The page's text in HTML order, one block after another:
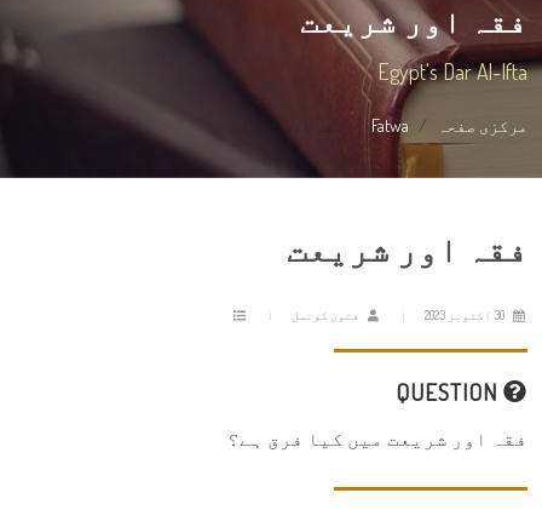
فقہ اور شریعت
Egypt's Dar Al-Ifta
مرکزی صفحہ Fatwa فقہ اور شریعت
فقہ اور شریعت
فتویٰ کونسل
فقہ اور شریعت میں کیا فرق ہے؟